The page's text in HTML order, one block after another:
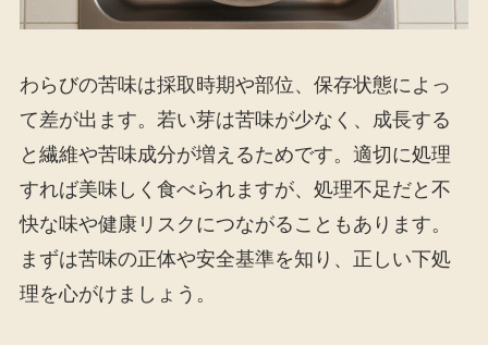
わらびの苦味は採取時期や部位、保存状態によっ
て差が出ます。若い芽は苦味が少なく、成長する
と繊維や苦味成分が増えるためです。適切に処理
すれば美味しく食べられますが、処理不足だと不
快な味や健康リスクにつながることもあります。
まずは苦味の正体や安全基準を知り、正しい下処
理を心がけましょう。